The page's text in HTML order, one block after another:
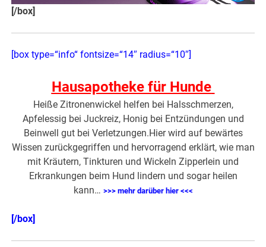
[/box]
[box type=“info“ fontsize=“14″ radius=“10″]
Hausapotheke für Hunde
Heiße Zitronenwickel helfen bei Halsschmerzen,
Apfelessig bei Juckreiz, Honig bei Entzündungen und
Beinwell gut bei Verletzungen.Hier wird auf bewärtes
Wissen zurückgegriffen und hervorragend erklärt, wie man
mit Kräutern, Tinkturen und Wickeln Zipperlein und
Erkrankungen beim Hund lindern und sogar heilen
kann… >>> mehr darüber hier <<<
[/box]